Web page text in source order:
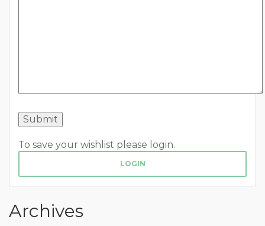
To save your wishlist please login.
LOGIN
Archives